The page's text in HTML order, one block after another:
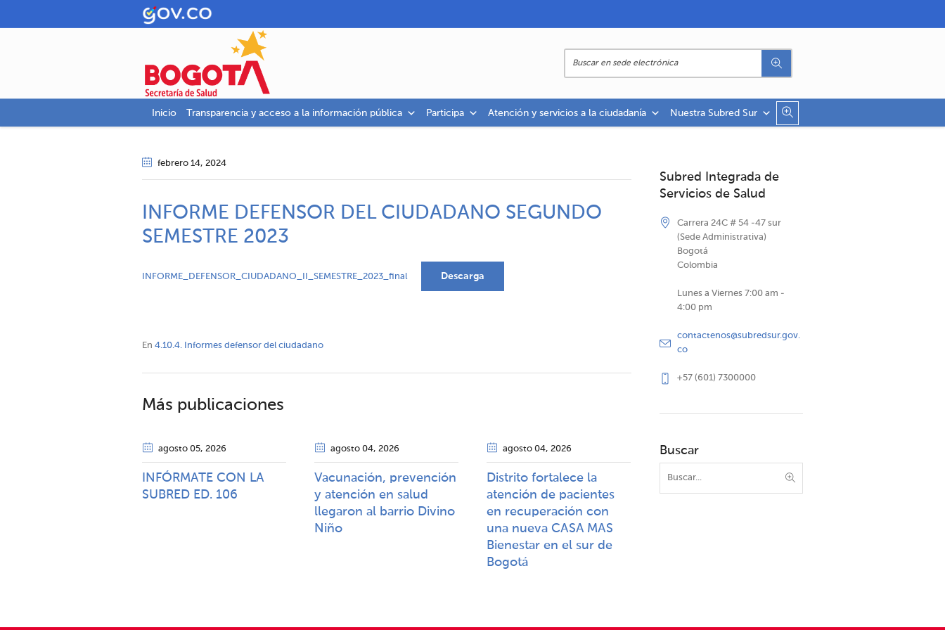
Inicio Transparencia y acceso a la información pública Participa Atención y servicios a la ciudadanía Nuestra Subred Sur
febrero 14, 2024
INFORME DEFENSOR DEL CIUDADANO SEGUNDO
SEMESTRE 2023
INFORME_DEFENSOR_CIUDADANO_II_SEMESTRE_2023_final Descarga
En 4.10.4. Informes defensor del ciudadano
Más publicaciones
agosto 05, 2026
INFÓRMATE CON LA
SUBRED ED. 106
agosto 04, 2026
Vacunación, prevención
y atención en salud
llegaron al barrio Divino
Niño
agosto 04, 2026
Distrito fortalece la
atención de pacientes
en recuperación con
una nueva CASA MAS
Bienestar en el sur de
Bogotá
Subred Integrada de
Servicios de Salud
Carrera 24C # 54 -47 sur
(Sede Administrativa)
Bogotá
Colombia
Lunes a Viernes 7:00 am -
4:00 pm
contactenos@subredsur.gov.
co
+57 (601) 7300000
Buscar